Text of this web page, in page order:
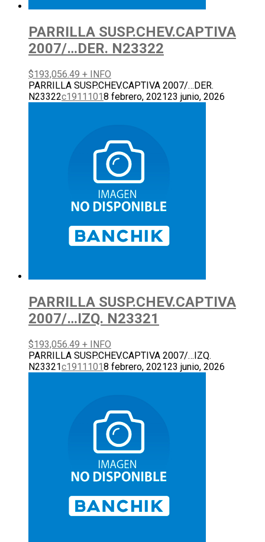
PARRILLA SUSP.CHEV.CAPTIVA
2007/…DER. N23322
$193,056.49 + INFO
PARRILLA SUSP.CHEV.CAPTIVA 2007/…DER.
N23322c19111018 febrero, 202123 junio, 2026
PARRILLA SUSP.CHEV.CAPTIVA
2007/…IZQ. N23321
$193,056.49 + INFO
PARRILLA SUSP.CHEV.CAPTIVA 2007/…IZQ.
N23321c19111018 febrero, 202123 junio, 2026